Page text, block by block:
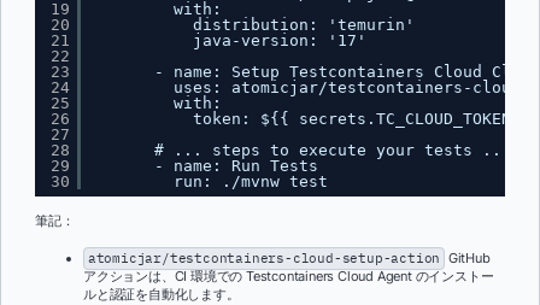
19
20
21
22
23
24
25
26
27
28
29
30
with:
distribution: 'temurin'
java-version: '17'
- name: Setup Testcontainers Cloud
uses: atomicjar/testcontainers-cloud-
with:
token: ${{ secrets.TC_CLOUD_TOKEN }}
# ... steps to execute your tests ...
- name: Run Tests
run: ./mvnw test
筆記：
atomicjar/testcontainers-cloud-setup-action GitHub
アクションは、CI 環境での Testcontainers Cloud Agent のインストー
ルと認証を自動化します。